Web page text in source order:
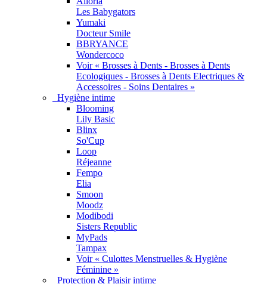
Les Babygators
Yumaki
Docteur Smile
BBRYANCE
Wondercoco
Voir « Brosses à Dents - Brosses à Dents
Ecologiques - Brosses à Dents Electriques &
Accessoires - Soins Dentaires »
Hygiène intime
Blooming
Lily Basic
Blinx
So'Cup
Loop
Réjeanne
Fempo
Elia
Smoon
Moodz
Modibodi
Sisters Republic
MyPads
Tampax
Voir « Culottes Menstruelles & Hygiène
Féminine »
Protection & Plaisir intime